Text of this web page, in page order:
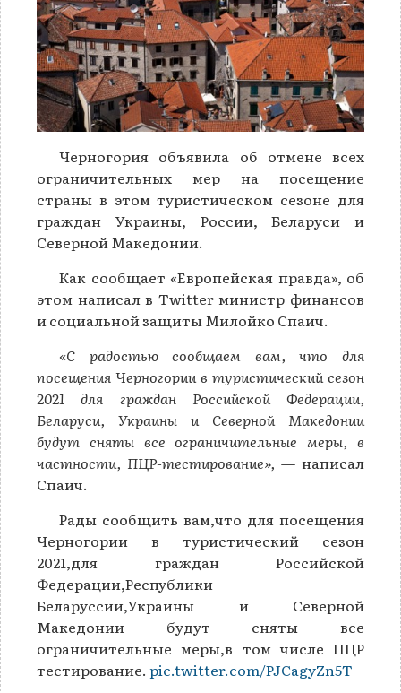
Черногория объявила об отмене всех
ограничительных мер на посещение
страны в этом туристическом сезоне для
граждан Украины, России, Беларуси и
Северной Македонии.
Как сообщает «Европейская правда», об
этом написал в Twitter министр финансов
и социальной защиты Милойко Спаич.
«С радостью сообщаем вам, что для
посещения Черногории в туристический сезон
2021 для граждан Российской Федерации,
Беларуси, Украины и Северной Македонии
будут сняты все ограничительные меры, в
частности, ПЦР-тестирование», — написал
Спаич.
Рады сообщить вам,что для посещения
Черногории в туристический сезон
2021,для граждан Российской
Федерации,Республики
Беларуссии,Украины и Северной
Македонии будут сняты все
ограничительные меры,в том числе ПЦР
тестирование. pic.twitter.com/PJCagyZn5T